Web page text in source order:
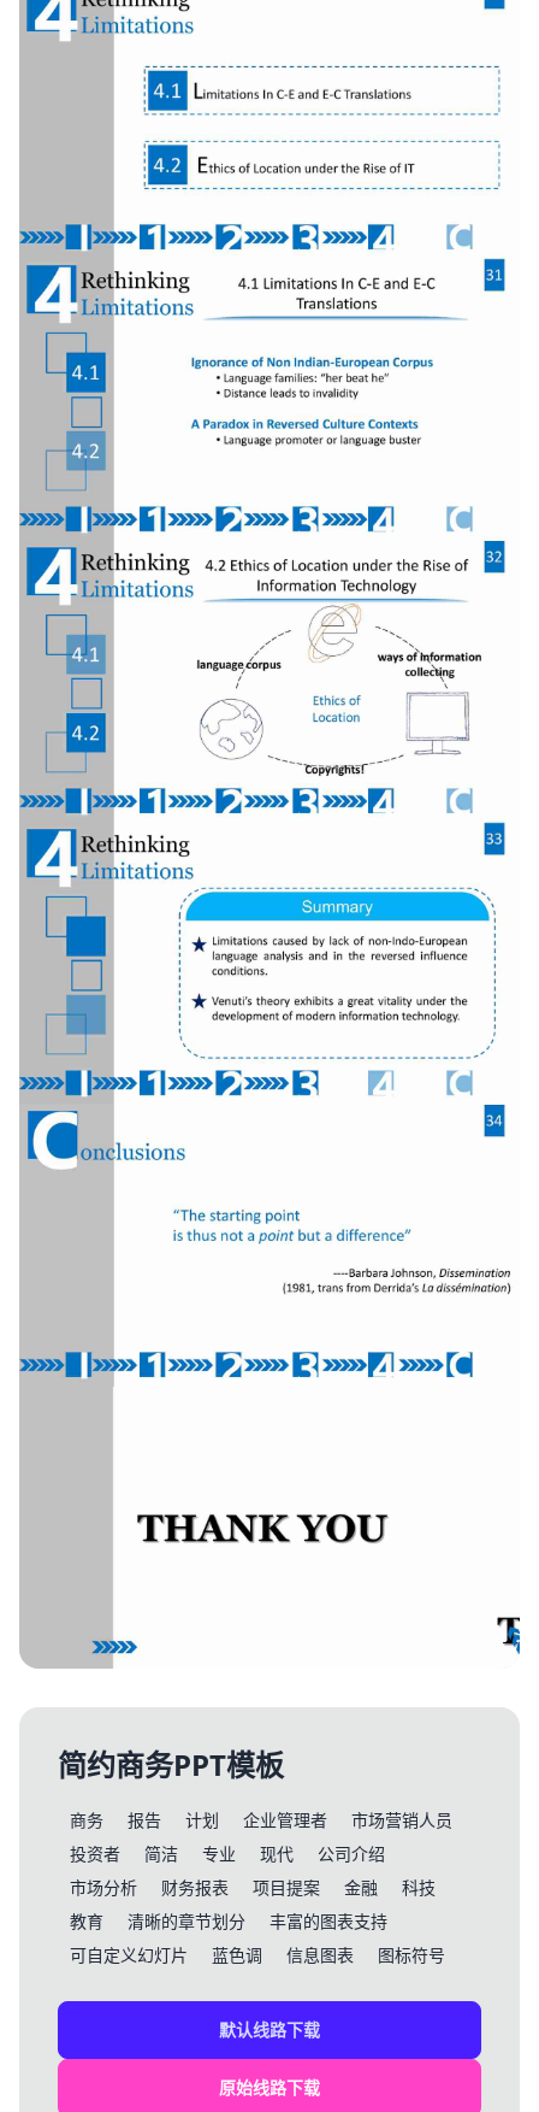
简约商务PPT模板
商务 报告 计划 企业管理者
市场营销人员
投资者
简洁 专业 现代
公司介绍
市场分析
财务报表 项目提案 金融
科技
教育
清晰的章节划分
丰富的图表支持
可自定义幻灯片
蓝色调 信息图表 图标符号
默认线路下载
原始线路下载